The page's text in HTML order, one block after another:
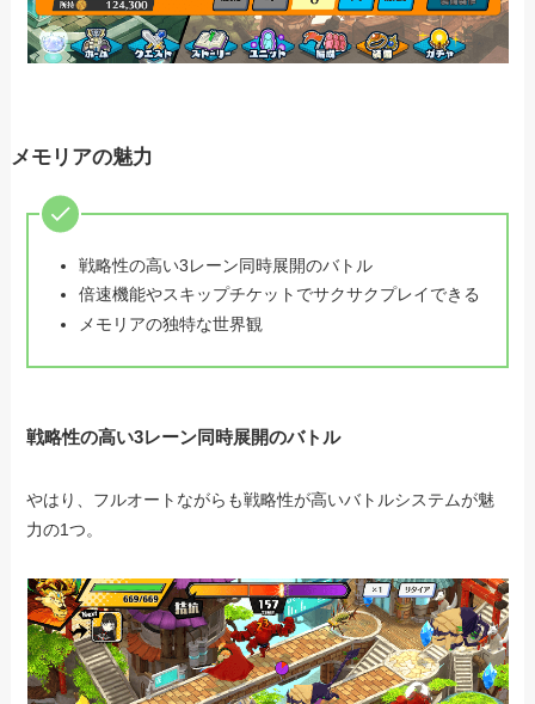
メモリアの魅力
戦略性の高い3レーン同時展開のバトル
倍速機能やスキップチケットでサクサクプレイできる
メモリアの独特な世界観
戦略性の高い3レーン同時展開のバトル
やはり、フルオートながらも戦略性が高いバトルシステムが魅
力の1つ。